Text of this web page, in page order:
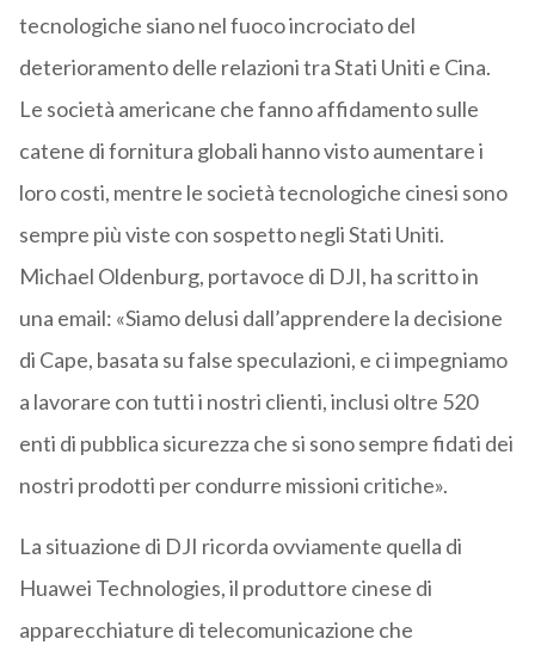
tecnologiche siano nel fuoco incrociato del
deterioramento delle relazioni tra Stati Uniti e Cina.
Le società americane che fanno affidamento sulle
catene di fornitura globali hanno visto aumentare i
loro costi, mentre le società tecnologiche cinesi sono
sempre più viste con sospetto negli Stati Uniti.
Michael Oldenburg, portavoce di DJI, ha scritto in
una email: «Siamo delusi dall’apprendere la decisione
di Cape, basata su false speculazioni, e ci impegniamo
a lavorare con tutti i nostri clienti, inclusi oltre 520
enti di pubblica sicurezza che si sono sempre fidati dei
nostri prodotti per condurre missioni critiche».
La situazione di DJI ricorda ovviamente quella di
Huawei Technologies, il produttore cinese di
apparecchiature di telecomunicazione che